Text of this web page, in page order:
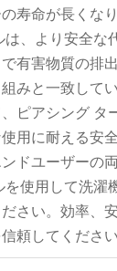
寿命が長くな
は、より安全
有害物質の排
みと一致してい
ピアシング
用に耐える安
ドユーザーの
を使用して洗
さい。効率、
頼してください